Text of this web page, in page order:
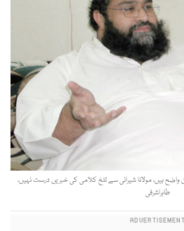
ہیں، مولانا شیرانی سے تلخ کلامی کی خبریں درست نہیں،
طاہراشرفی